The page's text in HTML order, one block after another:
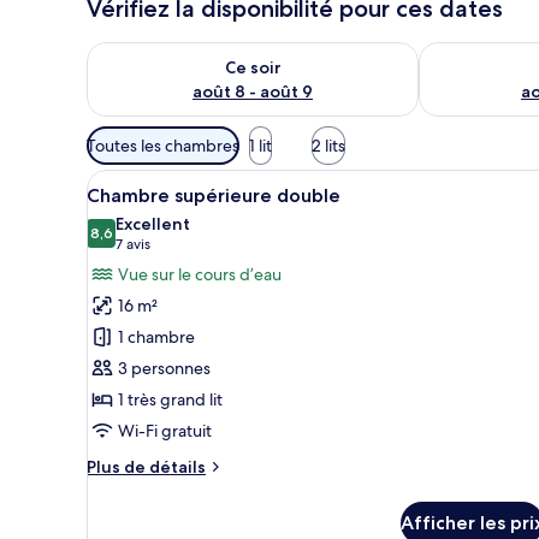
Vérifiez la disponibilité pour ces dates
Ce soir
août 8 - août 9
Vérifier la disponibilité pour ce soir août 8 - août 9
Vérifier la
Filtres
disponibles
pour
les
chambres
Toutes les chambres 1 lit 2 lits
Afficher
toutes
les
photos
pour
ce
type
de
chambre :
Chambre
supérieure
Un grand lit avec une tête de
10
Chambre supérieure double
8,68,6 sur 10
Excellent
7 avis
(7 avis)
Vue sur le cours d’eau
16 m²
1 chambre
3 personnes
1 très grand lit
Wi-Fi gratuit
Plus de détails
Plus
Afficher les